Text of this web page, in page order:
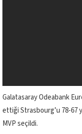
Galatasaray Odeabank
ettiği Strasbourg’u 78-67
MVP seçildi.